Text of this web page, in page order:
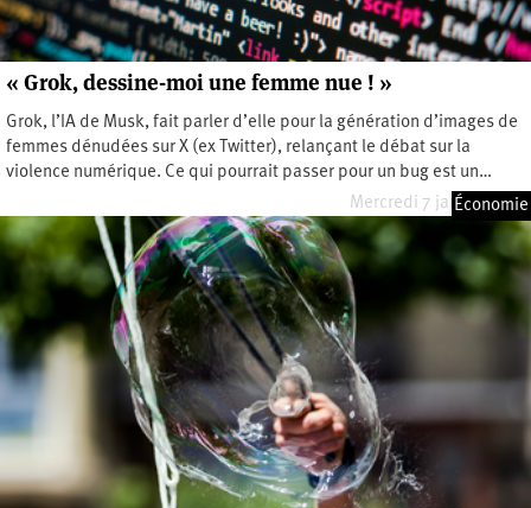
« Grok, dessine-moi une femme nue ! »
Grok, l’IA de Musk, fait parler d’elle pour la génération d’images de
femmes dénudées sur X (ex Twitter), relançant le débat sur la
violence numérique. Ce qui pourrait passer pour un bug est un…
Mercredi 7 janvier 2026
Économie